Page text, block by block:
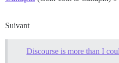
Suivant
Discourse is more than I